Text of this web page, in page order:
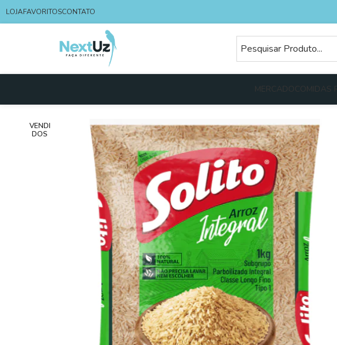
LOJAFAVORITOSCONTATO
MERCADO COMIDAS
VENDI
DOS